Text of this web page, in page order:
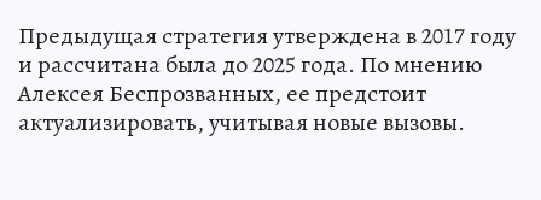
Предыдущая стратегия утверждена в 2017 году
и рассчитана была до 2025 года. По мнению
Алексея Беспрозванных, ее предстоит
актуализировать, учитывая новые вызовы.